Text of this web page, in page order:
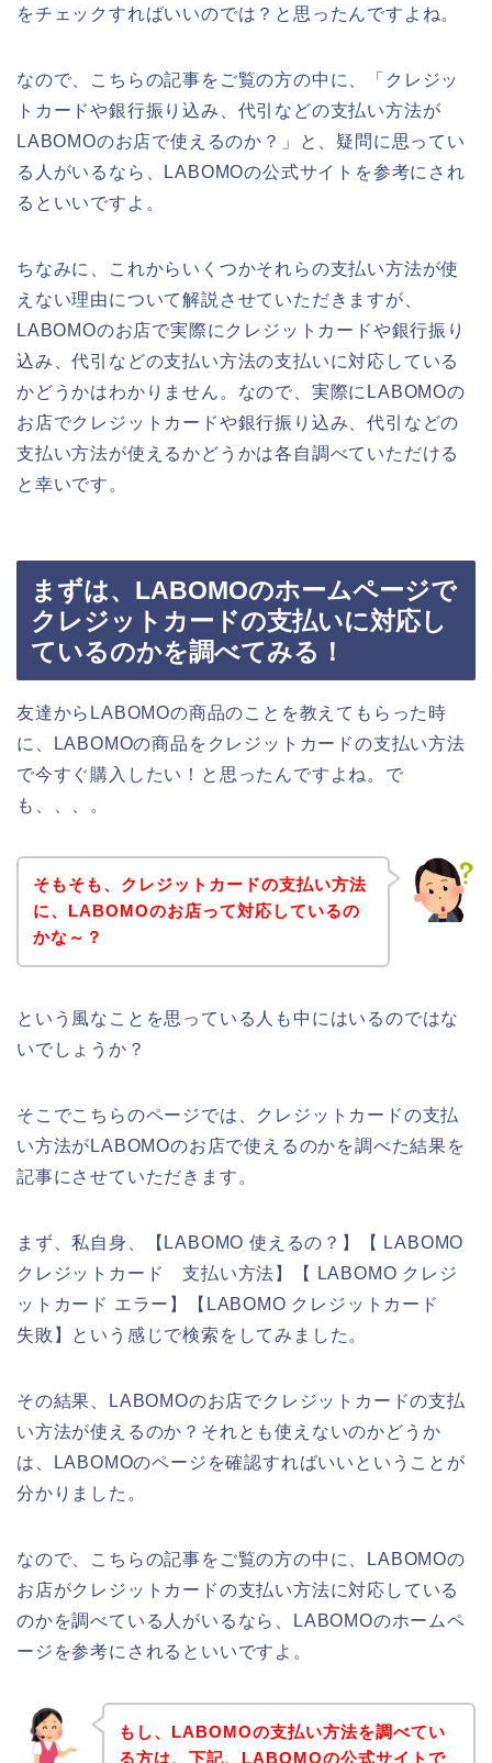
をチェックすればいいのでは？と思ったんですよね。
なので、こちらの記事をご覧の方の中に、「クレジッ
トカードや銀行振り込み、代引などの支払い方法が
LABOMOのお店で使えるのか？」と、疑問に思ってい
る人がいるなら、LABOMOの公式サイトを参考にされ
るといいですよ。
ちなみに、これからいくつかそれらの支払い方法が使
えない理由について解説させていただきますが、
LABOMOのお店で実際にクレジットカードや銀行振り
込み、代引などの支払い方法の支払いに対応している
かどうかはわかりません。なので、実際にLABOMOの
お店でクレジットカードや銀行振り込み、代引などの
支払い方法が使えるかどうかは各自調べていただける
と幸いです。
まずは、LABOMOのホームページで
クレジットカードの支払いに対応し
ているのかを調べてみる！
友達からLABOMOの商品のことを教えてもらった時
に、LABOMOの商品をクレジットカードの支払い方法
で今すぐ購入したい！と思ったんですよね。で
も、、、。
そもそも、クレジットカードの支払い方法
に、LABOMOのお店って対応しているの
かな～？
という風なことを思っている人も中にはいるのではな
いでしょうか？
そこでこちらのページでは、クレジットカードの支払
い方法がLABOMOのお店で使えるのかを調べた結果を
記事にさせていただきます。
まず、私自身、【LABOMO 使えるの？】【 LABOMO
クレジットカード 支払い方法】【 LABOMO クレジ
ットカード エラー】【LABOMO クレジットカード
失敗】という感じで検索をしてみました。
その結果、LABOMOのお店でクレジットカードの支払
い方法が使えるのか？それとも使えないのかどうか
は、LABOMOのページを確認すればいいということが
分かりました。
なので、こちらの記事をご覧の方の中に、LABOMOの
お店がクレジットカードの支払い方法に対応している
のかを調べている人がいるなら、LABOMOのホームペ
ージを参考にされるといいですよ。
もし、LABOMOの支払い方法を調べてい
る方は、下記、LABOMOの公式サイトで